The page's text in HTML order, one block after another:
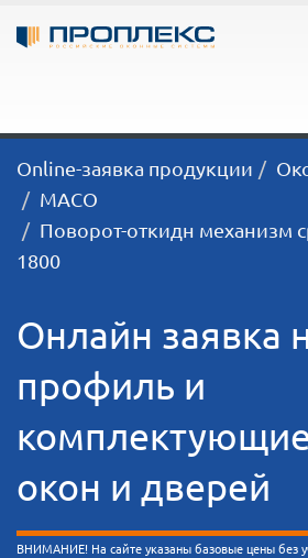
Online-заявка продукции
MACO
Поворот-откидн механизм
1800
Онлайн заявка
профиль и
окон и дверей
ВНИМАНИЕ! На сайте указаны базовые цены без